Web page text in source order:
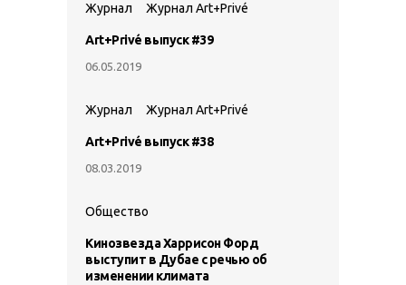
Журнал Журнал Art+Privé
Art+Privé выпуск #39
06.05.2019
Журнал Журнал Art+Privé
Art+Privé выпуск #38
08.03.2019
Общество
Кинозвезда Харрисон Форд
выступит в Дубае с речью об
изменении климата